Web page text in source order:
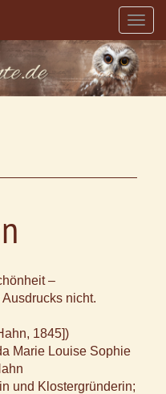
–
nicht.
1845])
Marie Louise Sophie
und Klostergründerin;